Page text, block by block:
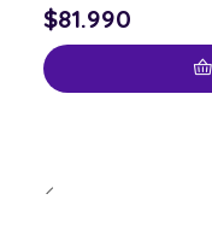
$81.990